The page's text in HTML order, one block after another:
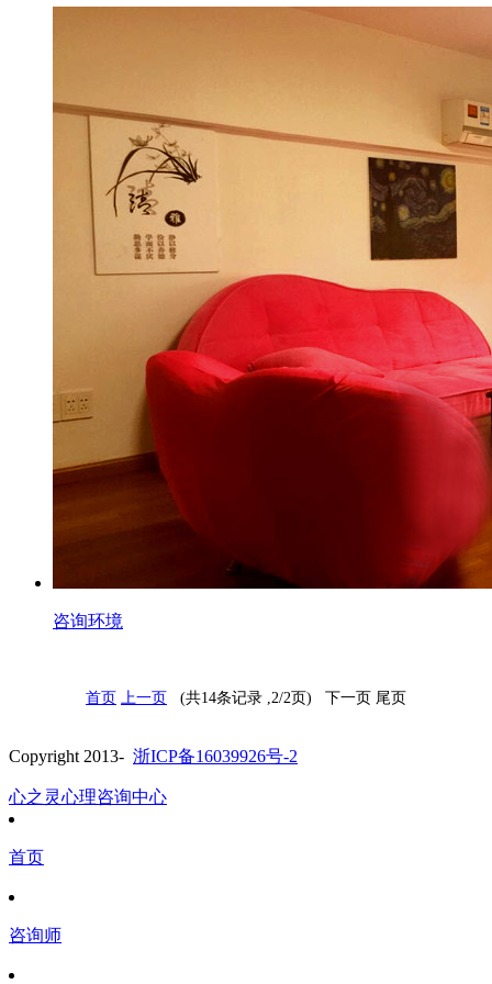
咨询环境
首页 上一页 (共14条记录 ,2/2页) 下一页 尾页
Copyright 2013- 浙ICP备16039926号-2
心之灵心理咨询中心
首页
咨询师